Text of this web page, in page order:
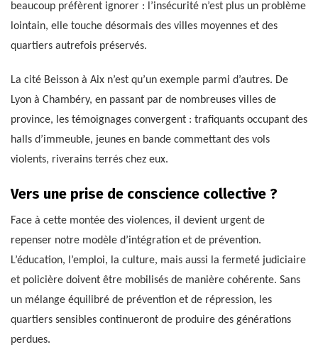
beaucoup préfèrent ignorer : l’insécurité n’est plus un problème
lointain, elle touche désormais des villes moyennes et des
quartiers autrefois préservés.
La cité Beisson à Aix n’est qu’un exemple parmi d’autres. De
Lyon à Chambéry, en passant par de nombreuses villes de
province, les témoignages convergent : trafiquants occupant des
halls d’immeuble, jeunes en bande commettant des vols
violents, riverains terrés chez eux.
Vers une prise de conscience collective ?
Face à cette montée des violences, il devient urgent de
repenser notre modèle d’intégration et de prévention.
L’éducation, l’emploi, la culture, mais aussi la fermeté judiciaire
et policière doivent être mobilisés de manière cohérente. Sans
un mélange équilibré de prévention et de répression, les
quartiers sensibles continueront de produire des générations
perdues.